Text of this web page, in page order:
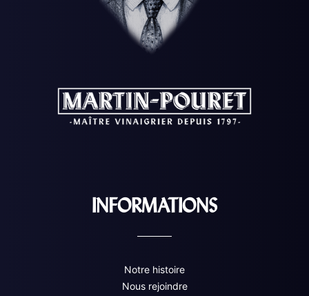
INFORMATIONS
Notre histoire
Nous rejoindre